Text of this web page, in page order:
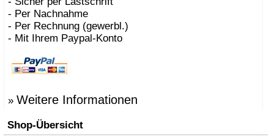
- Per Nachnahme
- Per Rechnung (gewerbl.)
- Mit Ihrem Paypal-Konto
» Weitere Informationen
Shop-Übersicht